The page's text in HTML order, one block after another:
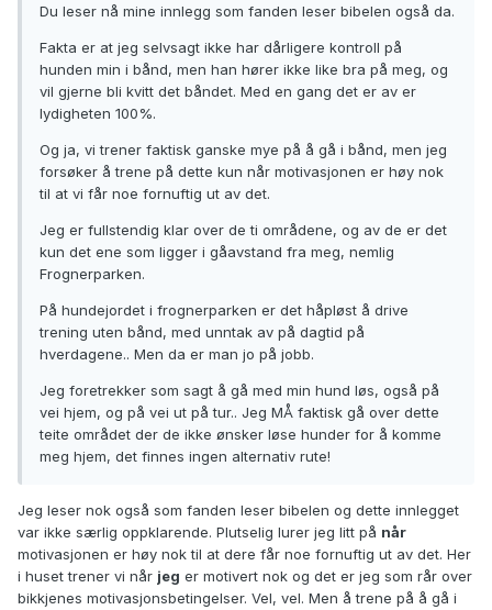
Du leser nå mine innlegg som fanden leser bibelen også da.
Fakta er at jeg selvsagt ikke har dårligere kontroll på
hunden min i bånd, men han hører ikke like bra på meg, og
vil gjerne bli kvitt det båndet. Med en gang det er av er
lydigheten 100%.
Og ja, vi trener faktisk ganske mye på å gå i bånd, men jeg
forsøker å trene på dette kun når motivasjonen er høy nok
til at vi får noe fornuftig ut av det.
Jeg er fullstendig klar over de ti områdene, og av de er det
kun det ene som ligger i gåavstand fra meg, nemlig
Frognerparken.
På hundejordet i frognerparken er det håpløst å drive
trening uten bånd, med unntak av på dagtid på
hverdagene.. Men da er man jo på jobb.
Jeg foretrekker som sagt å gå med min hund løs, også på
vei hjem, og på vei ut på tur.. Jeg MÅ faktisk gå over dette
teite området der de ikke ønsker løse hunder for å komme
meg hjem, det finnes ingen alternativ rute!
Jeg leser nok også som fanden leser bibelen og dette innlegget
var ikke særlig oppklarende. Plutselig lurer jeg litt på når
motivasjonen er høy nok til at dere får noe fornuftig ut av det. Her
i huset trener vi når jeg er motivert nok og det er jeg som rår over
bikkjenes motivasjonsbetingelser. Vel, vel. Men å trene på å gå i